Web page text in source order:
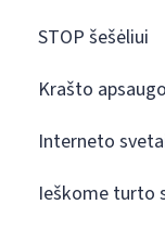
STOP šešėliui
Krašto
Interneto
Ieškome turto